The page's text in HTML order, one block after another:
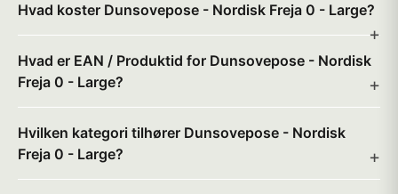
Hvad koster Dunsovepose - Nordisk Freja 0 - Large?
Hvad er EAN / Produktid for Dunsovepose - Nordisk
Freja 0 - Large?
Hvilken kategori tilhører Dunsovepose - Nordisk
Freja 0 - Large?